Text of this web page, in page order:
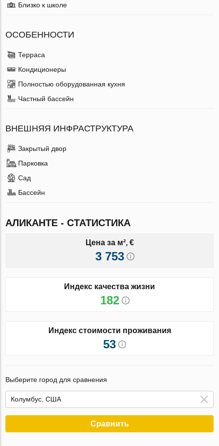
Близко к школе
ОСОБЕННОСТИ
Терраса
Кондиционеры
Полностью оборудованная кухня
Частный бассейн
ВНЕШНЯЯ ИНФРАСТРУКТУРА
Закрытый двор
Парковка
Сад
Бассейн
АЛИКАНТЕ - СТАТИСТИКА
Цена за м², €
3 753
Индекс качества жизни
182
Индекс стоимости проживания
53
Выберите город для сравнения
Сравнить